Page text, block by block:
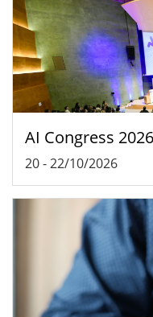
AI Congress 2026
20-22/10/2026